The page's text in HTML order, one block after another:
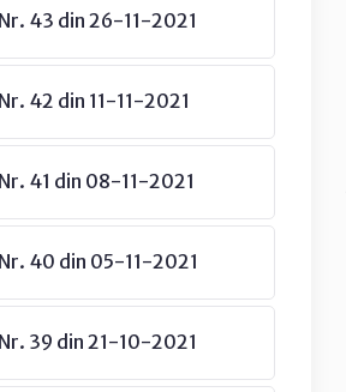
43 din 26-11-2021
42 din 11-11-2021
41 din 08-11-2021
40 din 05-11-2021
39 din 21-10-2021